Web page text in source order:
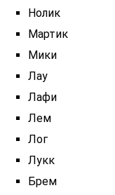
Нолик
Мартик
Мики
Лау
Лафи
Лем
Лог
Лукк
Брем